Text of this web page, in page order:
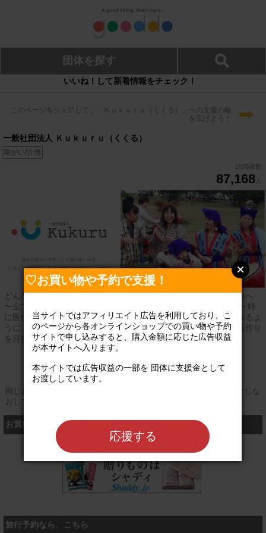
団体を探す
いいね！して新着情報をチェック！
このページをシェアして、「Ｋｕｋｕｒｕ（くくる）」への支援の輪
を広げよう！
➡
一般社団法人 Ｋｕｋｕｒｕ（くくる）
障がい/介護
訪問者数
87,168 人
どんな子供でも、親でも、当たり前の事を当たり前に出来る社会へ
〜全ての人がその児（人）らしく生きる場所の構築を目指して〜 特
に医療的ケアが必要な子どもと家族が、より良い在宅生活が送れるよ
うに、行政の隙間を埋めるサービスや、地域の中で暮らせる拠点作り
を目指しています。
同じお買い物やお申し込みを複数回行う場合は、そのたびにクリックしな
おしてください
お買い物するなら、こちら
旅行予約なら、こちら
♡お買い物や予約で支援！
当サイトではアフィリエイト広告を利用しており、こ
のページから各オンラインショップでの買い物や予約
サイトで申し込みすると、購入金額に応じた広告収益
が本サイトへ入ります。
本サイトでは広告収益の一部を 団体に支援金として
お渡ししています。
応援する